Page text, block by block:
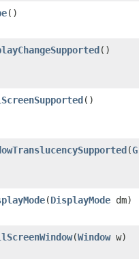
()
()
()
(
(DisplayMode dm)
(Windoww)